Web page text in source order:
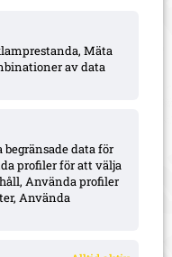
Mäta
av data
data för
profiler för att välja
Använda profiler
Använda